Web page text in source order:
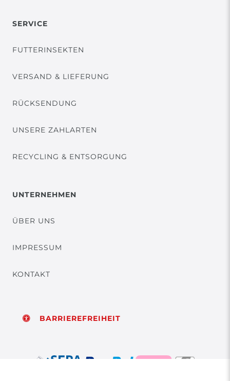
SERVICE
FUTTERINSEKTEN
VERSAND & LIEFERUNG
RÜCKSENDUNG
UNSERE ZAHLARTEN
RECYCLING & ENTSORGUNG
UNTERNEHMEN
ÜBER UNS
IMPRESSUM
KONTAKT
BARRIEREFREIHEIT